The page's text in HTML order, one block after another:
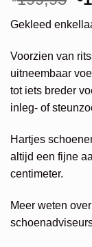
Gekleed
Voorzien van
uitneembaar
tot iets breder
inleg- of
Hartjes
altijd een fijne
centimeter.
Meer weten